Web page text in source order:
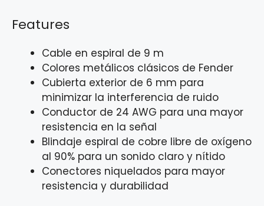
Features
Cable en espiral de 9 m
Colores metálicos clásicos de Fender
Cubierta exterior de 6 mm para
minimizar la interferencia de ruido
Conductor de 24 AWG para una mayor
resistencia en la señal
Blindaje espiral de cobre libre de oxígeno
al 90% para un sonido claro y nítido
Conectores niquelados para mayor
resistencia y durabilidad